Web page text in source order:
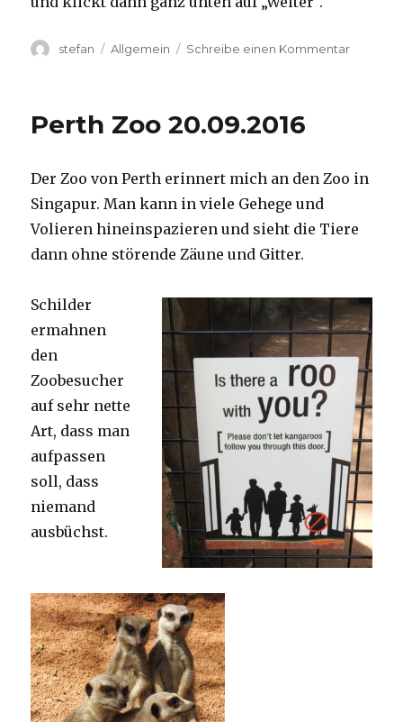
Autor
stefan Kategorien
Allgemein Schreibe einen Kommentarzu
Perth
Perth Zoo 20.09.2016
Der Zoo von Perth erinnert mich an den Zoo in
Singapur. Man kann in viele Gehege und
Volieren hineinspazieren und sieht die Tiere
dann ohne störende Zäune und Gitter.
Schilder
ermahnen
den
Zoobesucher
auf sehr nette
Art, dass man
aufpassen
soll, dass
niemand
ausbüchst.